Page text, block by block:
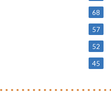
68
57
52
45